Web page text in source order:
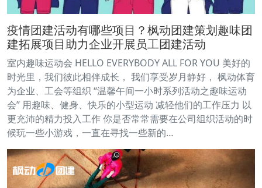
疫情团建活动有哪些项目？枫动团建策划趣味团
建拓展项目助力企业开展员工团建活动
室内趣味运动会 HELLO EVERYBODY ALL FOR YOU 美好的
时光里，我们彼此相伴成长， 我们享受岁月静好， 枫动体育
为企业、工会等组织 “温馨午间一小时系列活动之趣味运动
会” 用趣味、健身、快乐的小型运动 减轻他们的工作压力 以
更充沛的精力投入工作 你是否常常需要在公司组织活动的时
候玩一些小游戏，一直在寻找一些新的…